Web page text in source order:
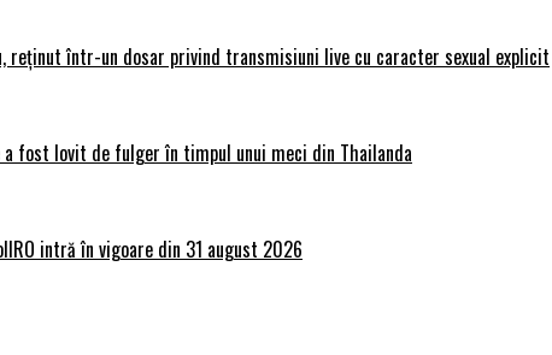
reținut într-un dosar privind transmisiuni live cu caracter sexual explicit
fost lovit de fulger în timpul unui meci din Thailanda
intră în vigoare din 31 august 2026